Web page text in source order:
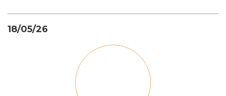
18/05/26